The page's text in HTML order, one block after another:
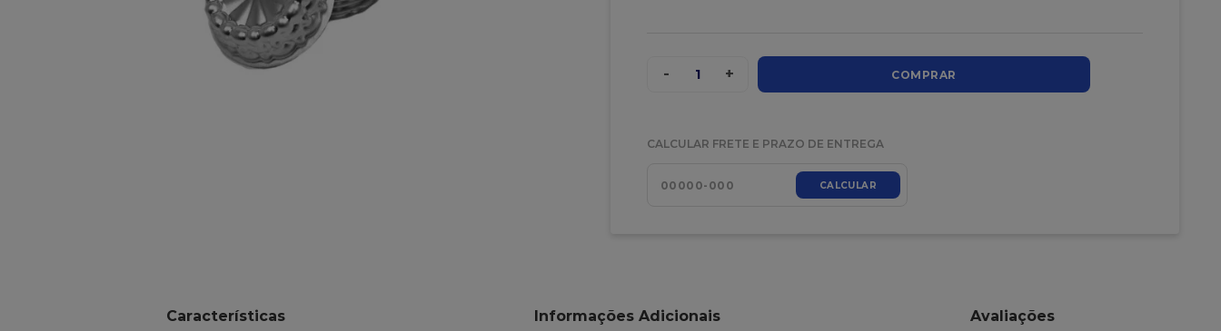
- 1 + COMPRAR
CALCULAR FRETE E PRAZO DE ENTREGA
CALCULAR
Características Informações Adicionais Avaliações